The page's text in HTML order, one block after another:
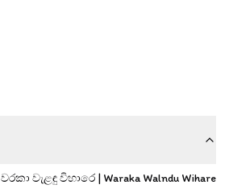
වරකා වැළඳු විහාරෙ | Waraka Walndu Wihare